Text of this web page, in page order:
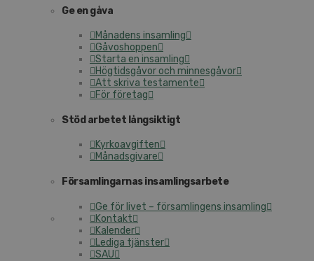
Ge en gåva
Månadens insamling
Gåvoshoppen
Starta en insamling
Högtidsgåvor och minnesgåvor
Att skriva testamente
För företag
Stöd arbetet långsiktigt
Kyrkoavgiften
Månadsgivare
Församlingarnas insamlingsarbete
Ge för livet – församlingens insamling
Kontakt
Kalender
Lediga tjänster
SAU